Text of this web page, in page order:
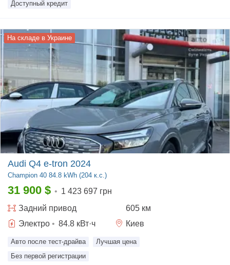
Доступный кредит
На складе в Украине
Audi Q4 e-tron 2024
Champion 40 84.8 kWh (204 к.с.)
31 900 $ • 1 423 697 грн
Задний привод
605 км
Электро • 84.8 кВт·ч Киев
Авто после тест-драйва
Лучшая цена
Без первой регистрации